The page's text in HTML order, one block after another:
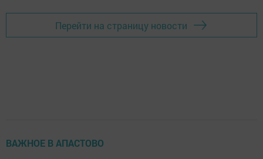
Перейти на страницу новости
ВАЖНОЕ В АПАСТОВО